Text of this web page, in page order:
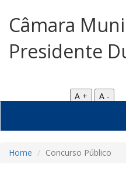
Câmara
Presidente
A +
A -
Home Concurso Público